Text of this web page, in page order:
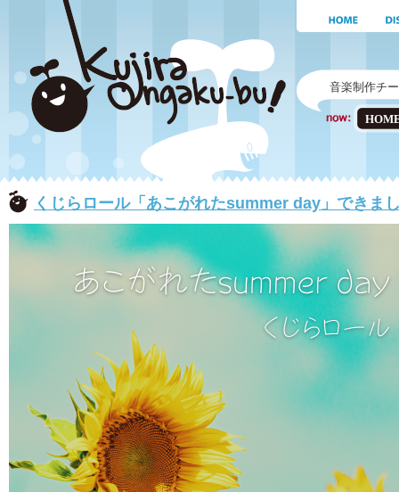
音楽制作チ
くじらロール「あこがれたsummer day」できま